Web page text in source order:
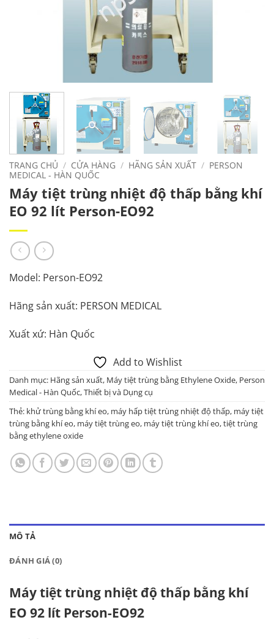
TRANG CHỦ / CỬA HÀNG / HÃNG SẢN XUẤT / PERSON
MEDICAL - HÀN QUỐC
Máy tiệt trùng nhiệt độ thấp bằng khí
EO 92 lít Person-EO92
Model: Person-EO92
Hãng sản xuất: PERSON MEDICAL
Xuất xứ: Hàn Quốc
Add to Wishlist
Danh mục: Hãng sản xuất, Máy tiệt trùng bằng Ethylene Oxide, Person
Medical - Hàn Quốc,Thiết bị và Dụng cụ
Thẻ: khử trùng bằng khí eo, máy hấp tiệt trùng nhiệt độ thấp, máy tiệt
trùng bằng khí eo, máy tiệt trùng eo, máy tiệt trùng khí eo,tiệt trùng
bằng ethylene oxide
MÔ TẢ
ĐÁNH GIÁ (0)
Máy tiệt trùng nhiệt độ thấp bằng khí
EO 92 lít Person-EO92